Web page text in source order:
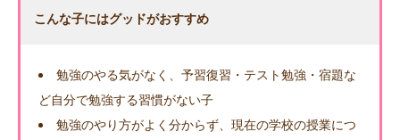
こんな子にはグッドがおすすめ
勉強のやる気がなく、予習復習・テスト勉強・宿題な
ど自分で勉強する習慣がない子
勉強のやり方がよく分からず、現在の学校の授業につ